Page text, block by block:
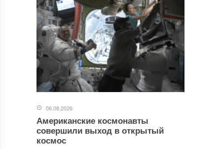
06.08.2026
Американские космонавты
совершили выход в открытый
космос